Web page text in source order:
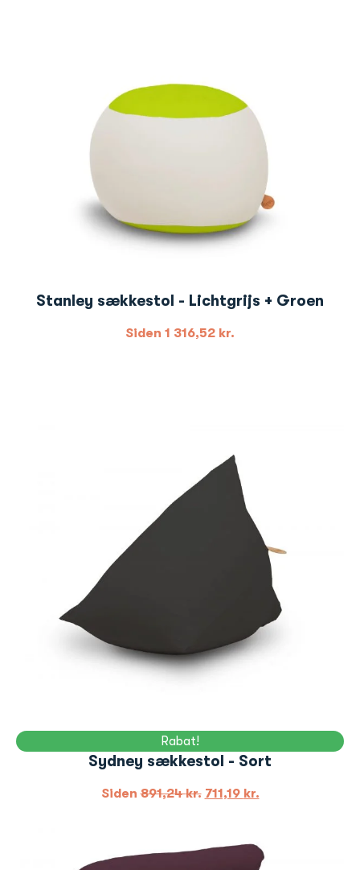
Stanley sækkestol - Lichtgrijs + Groen
Siden 1 316,52 kr.
Rabat!
Sydney sækkestol - Sort
Siden891,24kr. 711,19 kr.